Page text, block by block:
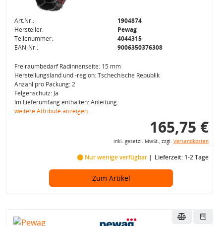
Art.Nr.:
1904874
Hersteller:
Pewag
Teilenummer:
4044315
EAN-Nr.:
9006350376308
Freiraumbedarf Radinnenseite: 15 mm
Herstellungsland und -region: Tschechische Republik
Anzahl pro Packung: 2
Felgenschutz: Ja
Im Lieferumfang enthalten: Anleitung
weitere Attribute anzeigen
165,75 €
inkl. gesetzl. MwSt., zzgl. Versandkosten
Nur wenige verfügbar Lieferzeit: 1-2 Tage
Zum Artikel